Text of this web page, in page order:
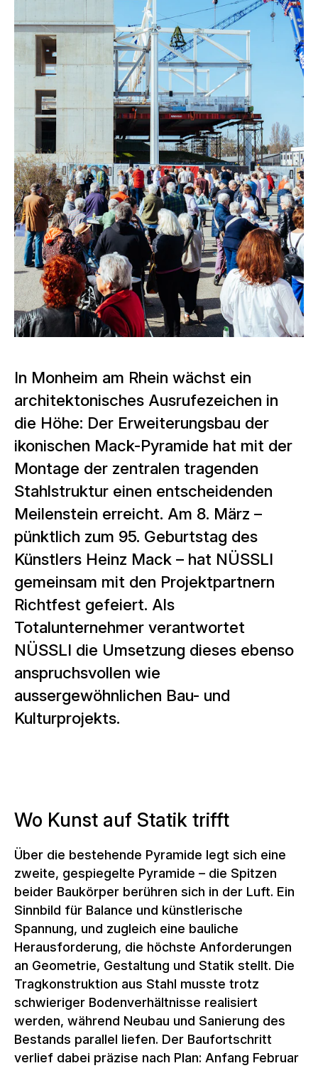
In Monheim am Rhein wächst ein
architektonisches Ausrufezeichen in
die Höhe: Der Erweiterungsbau der
ikonischen Mack-Pyramide hat mit der
Montage der zentralen tragenden
Stahlstruktur einen entscheidenden
Meilenstein erreicht. Am 8. März –
pünktlich zum 95. Geburtstag des
Künstlers Heinz Mack – hat NÜSSLI
gemeinsam mit den Projektpartnern
Richtfest gefeiert. Als
Totalunternehmer verantwortet
NÜSSLI die Umsetzung dieses ebenso
anspruchsvollen wie
aussergewöhnlichen Bau- und
Kulturprojekts.
Wo Kunst auf Statik trifft
Über die bestehende Pyramide legt sich eine
zweite, gespiegelte Pyramide – die Spitzen
beider Baukörper berühren sich in der Luft. Ein
Sinnbild für Balance und künstlerische
Spannung, und zugleich eine bauliche
Herausforderung, die höchste Anforderungen
an Geometrie, Gestaltung und Statik stellt. Die
Tragkonstruktion aus Stahl musste trotz
schwieriger Bodenverhältnisse realisiert
werden, während Neubau und Sanierung des
Bestands parallel liefen. Der Baufortschritt
verlief dabei präzise nach Plan: Anfang Februar